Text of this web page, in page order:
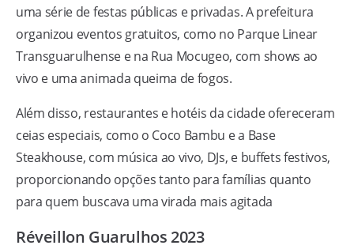
uma série de festas públicas e privadas. A prefeitura
organizou eventos gratuitos, como no Parque Linear
Transguarulhense e na Rua Mocugeo, com shows ao
vivo e uma animada queima de fogos.
Além disso, restaurantes e hotéis da cidade ofereceram
ceias especiais, como o Coco Bambu e a Base
Steakhouse, com música ao vivo, DJs, e buffets festivos,
proporcionando opções tanto para famílias quanto
para quem buscava uma virada mais agitada
Réveillon Guarulhos 2023